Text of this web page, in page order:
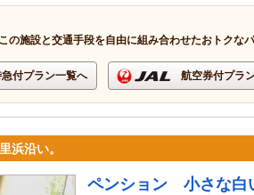
この施設と交通手段を自由に組み合わせたおトクな
付プラン一覧へ 航空券付プラ
浜沿い。
ペンション 小さな白